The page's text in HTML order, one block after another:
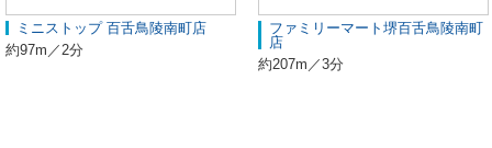
ミニストップ 百舌鳥陵南町店
約97m／2分
ファミリーマート堺百舌鳥陵南町
店
約207m／3分